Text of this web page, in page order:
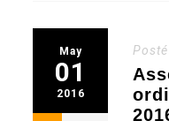
May
01
2016